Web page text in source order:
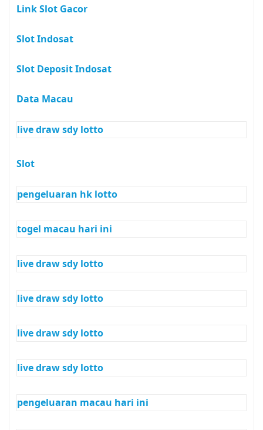
Link Slot Gacor
Slot Indosat
Slot Deposit Indosat
Data Macau
live draw sdy lotto
Slot
pengeluaran hk lotto
togel macau hari ini
live draw sdy lotto
live draw sdy lotto
live draw sdy lotto
live draw sdy lotto
pengeluaran macau hari ini